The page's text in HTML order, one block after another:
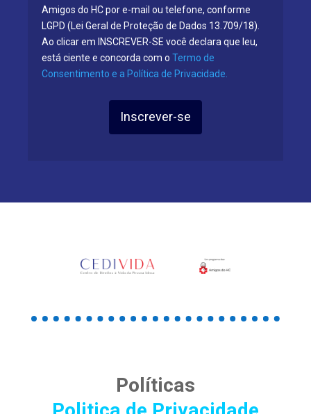
Amigos do HC por e-mail ou telefone, conforme
LGPD (Lei Geral de Proteção de Dados 13.709/18).
Ao clicar em INSCREVER-SE você declara que leu,
está ciente e concorda com o Termo de
Consentimento e a Política de Privacidade.
Inscrever-se
Políticas